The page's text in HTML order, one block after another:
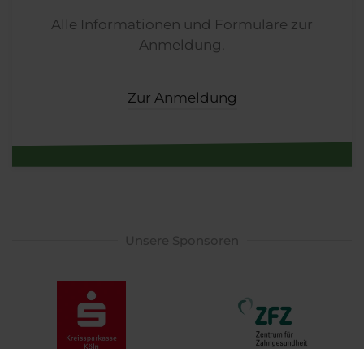
Alle Informationen und Formulare zur
Anmeldung.
Zur Anmeldung
Unsere Sponsoren